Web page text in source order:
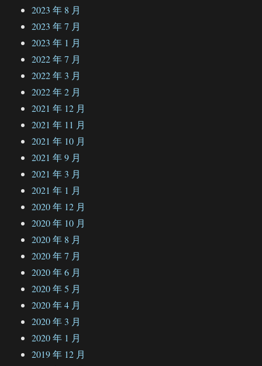
2023 年 8 月
2023 年 7 月
2023 年 1 月
2022 年 7 月
2022 年 3 月
2022 年 2 月
2021 年 12 月
2021 年 11 月
2021 年 10 月
2021 年 9 月
2021 年 3 月
2021 年 1 月
2020 年 12 月
2020 年 10 月
2020 年 8 月
2020 年 7 月
2020 年 6 月
2020 年 5 月
2020 年 4 月
2020 年 3 月
2020 年 1 月
2019 年 12 月